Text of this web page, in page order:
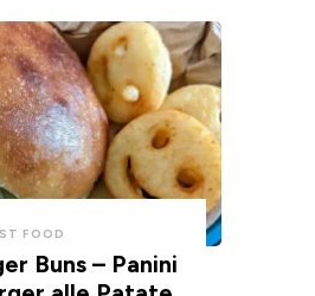
FOOD
Buns – Panini